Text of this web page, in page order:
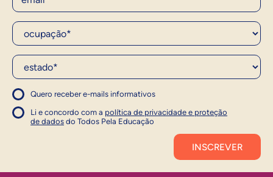
Ocupação*
Estado*
Quero receber e-mails informativos
1
Concordo com a política
Concordo com a política
Li e concordo com a política de privacidade e proteção
de dados do Todos Pela Educação
1